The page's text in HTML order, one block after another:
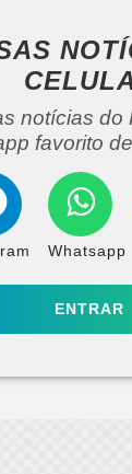
notícias do
favorito
Whatsapp
ENTRAR